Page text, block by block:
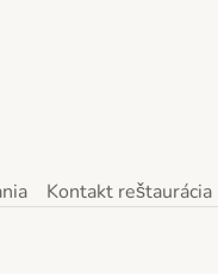
Kontakt reštaurácia